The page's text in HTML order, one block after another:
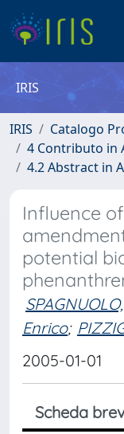
IRIS
IRIS
Catalogo
4 Contributo in
4.2 Abstract in
Influence
potential
Enrico;
2005-01-01
Scheda